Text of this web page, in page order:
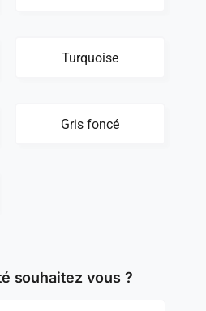
Turquoise
Gris foncé
souhaitez vous ?